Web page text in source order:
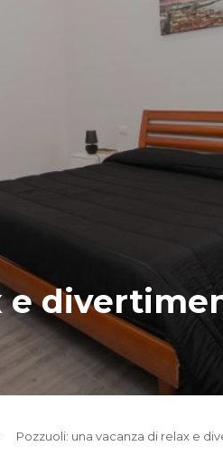
e
Pozzuoli: una vacanza di relax e